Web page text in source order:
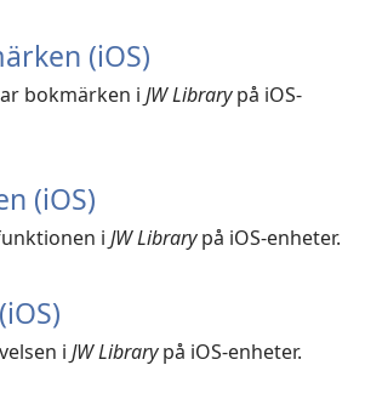
(iOS)
bokmärken i JW Librarypå iOS-
(iOS)
i JW Librarypå iOS-enheter.
i JW Librarypå iOS-enheter.